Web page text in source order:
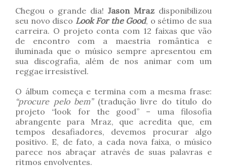
Chegou o grande dia! Jason Mraz disponibilizou
seu novo disco Look For the Good, o sétimo de sua
carreira. O projeto conta com 12 faixas que vão
de encontro com a maestria romântica e
iluminada que o músico sempre apresentou em
sua discografia, além de nos animar com um
reggae irresistível.
O álbum começa e termina com a mesma frase:
“procure pelo bem”(tradução livre do título do
projeto “look for the good” – uma filosofia
abrangente para Mraz, que acredita que, em
tempos desafiadores, devemos procurar algo
positivo. E, de fato, a cada nova faixa, o músico
parece nos abraçar através de suas palavras e
ritmos envolventes.